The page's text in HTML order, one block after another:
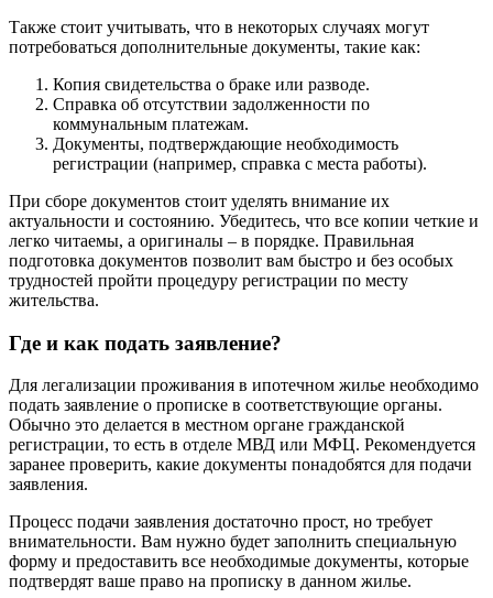
Также стоит учитывать, что в некоторых случаях могут
потребоваться дополнительные документы, такие как:
Копия свидетельства о браке или разводе.
Справка об отсутствии задолженности по
коммунальным платежам.
Документы, подтверждающие необходимость
регистрации (например, справка с места работы).
При сборе документов стоит уделять внимание их
актуальности и состоянию. Убедитесь, что все копии четкие и
легко читаемы, а оригиналы – в порядке. Правильная
подготовка документов позволит вам быстро и без особых
трудностей пройти процедуру регистрации по месту
жительства.
Где и как подать заявление?
Для легализации проживания в ипотечном жилье необходимо
подать заявление о прописке в соответствующие органы.
Обычно это делается в местном органе гражданской
регистрации, то есть в отделе МВД или МФЦ. Рекомендуется
заранее проверить, какие документы понадобятся для подачи
заявления.
Процесс подачи заявления достаточно прост, но требует
внимательности. Вам нужно будет заполнить специальную
форму и предоставить все необходимые документы, которые
подтвердят ваше право на прописку в данном жилье.